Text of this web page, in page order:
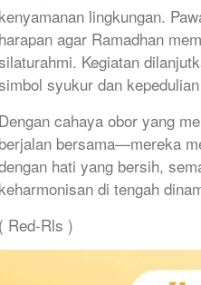
kenyamanan lingkungan.
harapan agar Ramadhan
Kegiatan
syukur dan
Dengan cahaya obor yang
berjalan bersama—mereka
hati yang bersih,
keharmonisan di tengah
( Red-Rls )